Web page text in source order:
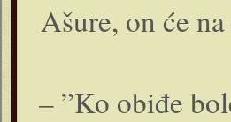
Ašure, on će
– ”Ko obiđe